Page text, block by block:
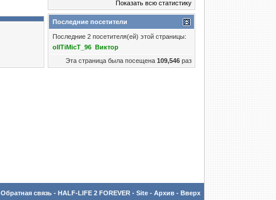
Показать всю статистику
Последние посетители
Последние 2 посетителя(ей) этой страницы:
oIITiMicT_96 Виктор
Эта страница была посещена 109,546 раз
Обратная связь - HALF-LIFE 2 FOREVER - Site - Архив - Вверх